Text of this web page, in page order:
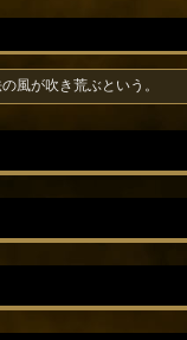
風が吹き荒ぶという。